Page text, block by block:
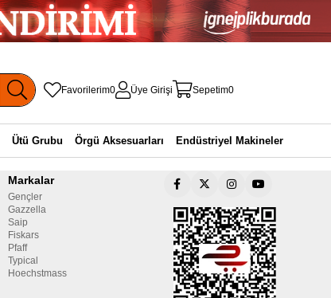
Favorilerim0 Üye Girişi Sepetim0
Ütü Grubu Örgü Aksesuarları Endüstriyel Makineler
Markalar
Gençler
Gazzella
Saip
Fiskars
Pfaff
Typical
Hoechstmass